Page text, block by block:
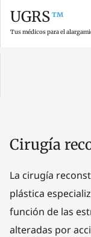
UGRS™
Tus médicos para el
GLOSARIO
Cirugía
La cirugía
plástica
función de las
alteradas por